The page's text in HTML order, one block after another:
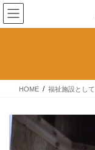
コ
ン
テ
ス
ナ
ビ
ゲ
ン
HOME 福祉施設として